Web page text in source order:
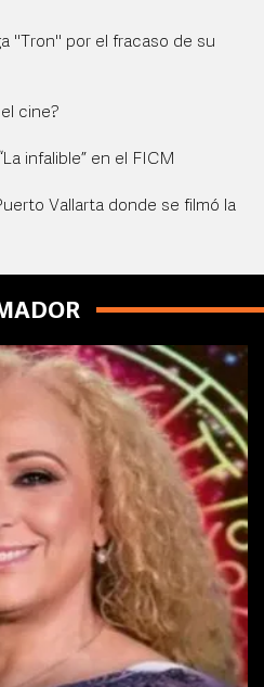
"Tron" por el fracaso de su
cine?
infalible” en el FICM
Vallarta donde se filmó la